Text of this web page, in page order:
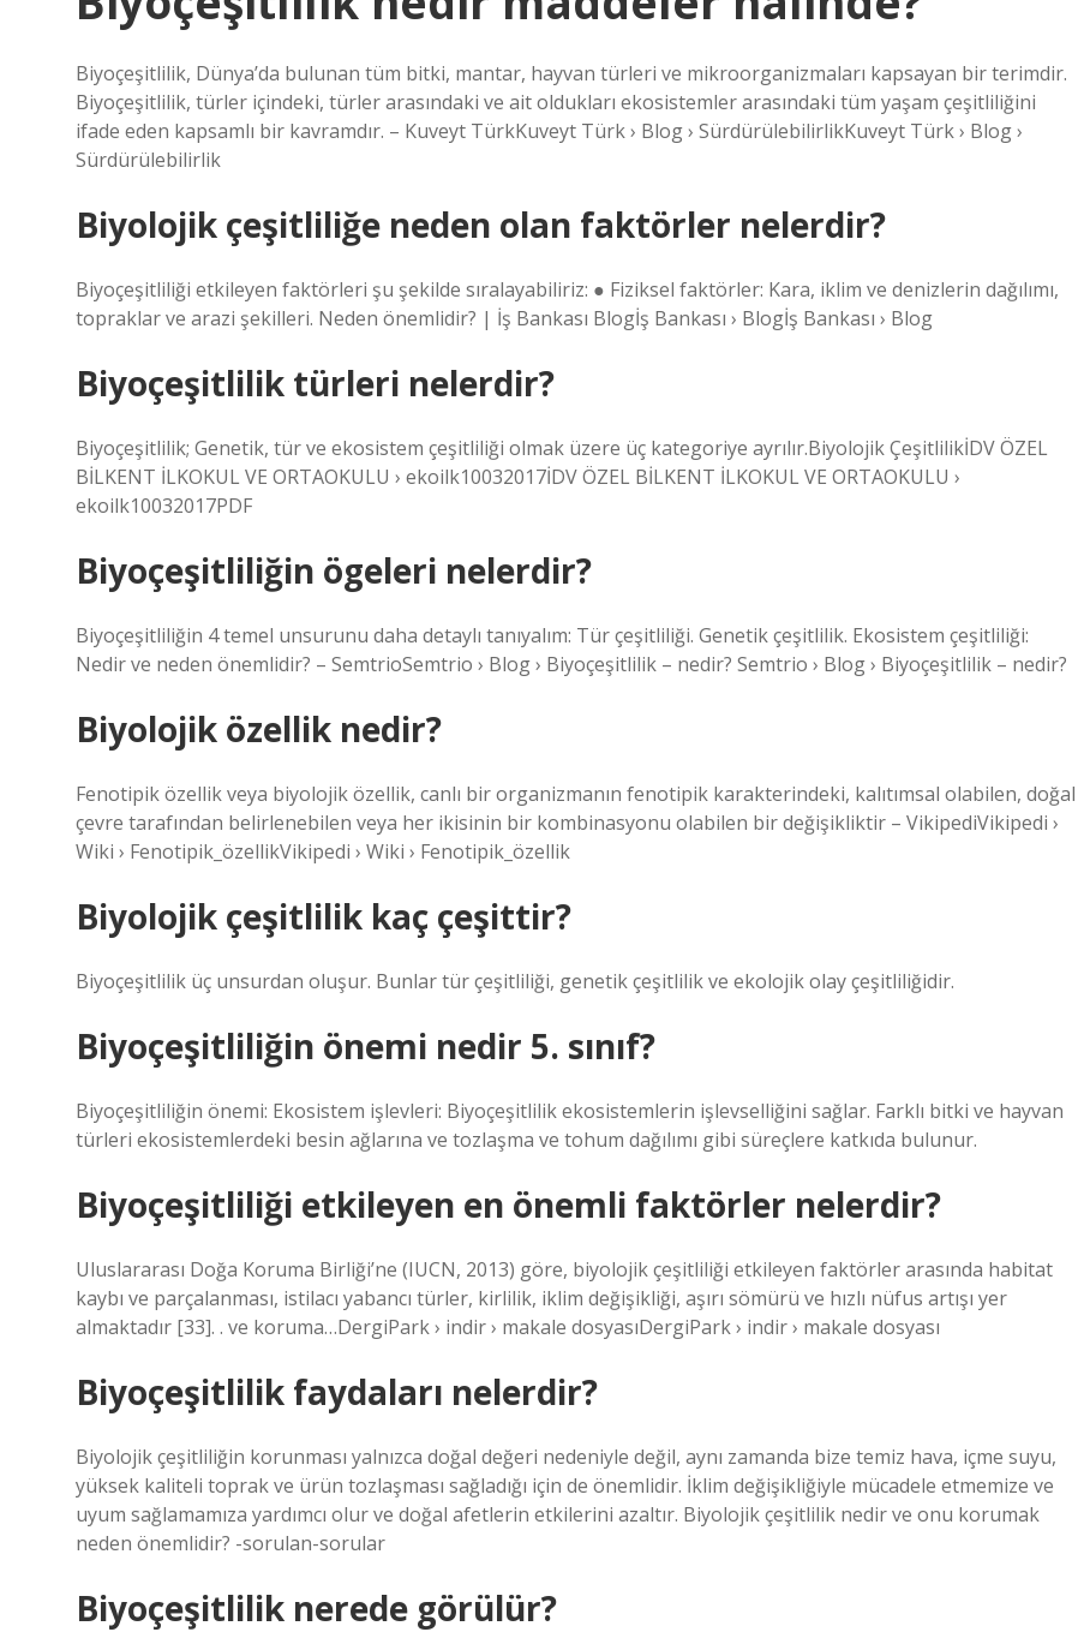
Biyoçeşitlilik, Dünya’da bulunan tüm bitki, mantar, hayvan türleri ve mikroorganizmaları kapsayan bir terimdir.
Biyoçeşitlilik, türler içindeki, türler arasındaki ve ait oldukları ekosistemler arasındaki tüm yaşam çeşitliliğini
ifade eden kapsamlı bir kavramdır. – Kuveyt TürkKuveyt Türk › Blog › SürdürülebilirlikKuveyt Türk › Blog ›
Sürdürülebilirlik
Biyolojik çeşitliliğe neden olan faktörler nelerdir?
Biyoçeşitliliği etkileyen faktörleri şu şekilde sıralayabiliriz: ● Fiziksel faktörler: Kara, iklim ve denizlerin dağılımı,
topraklar ve arazi şekilleri. Neden önemlidir? | İş Bankası Blogİş Bankası › Blogİş Bankası › Blog
Biyoçeşitlilik türleri nelerdir?
Biyoçeşitlilik; Genetik, tür ve ekosistem çeşitliliği olmak üzere üç kategoriye ayrılır.Biyolojik ÇeşitlilikİDV ÖZEL
BİLKENT İLKOKUL VE ORTAOKULU › ekoilk10032017İDV ÖZEL BİLKENT İLKOKUL VE ORTAOKULU ›
ekoilk10032017PDF
Biyoçeşitliliğin ögeleri nelerdir?
Biyoçeşitliliğin 4 temel unsurunu daha detaylı tanıyalım: Tür çeşitliliği. Genetik çeşitlilik. Ekosistem çeşitliliği:
Nedir ve neden önemlidir? – SemtrioSemtrio › Blog › Biyoçeşitlilik – nedir? Semtrio › Blog › Biyoçeşitlilik – nedir?
Biyolojik özellik nedir?
Fenotipik özellik veya biyolojik özellik, canlı bir organizmanın fenotipik karakterindeki, kalıtımsal olabilen, doğal
çevre tarafından belirlenebilen veya her ikisinin bir kombinasyonu olabilen bir değişikliktir – VikipediVikipedi ›
Wiki › Fenotipik_özellikVikipedi › Wiki › Fenotipik_özellik
Biyolojik çeşitlilik kaç çeşittir?
Biyoçeşitlilik üç unsurdan oluşur. Bunlar tür çeşitliliği, genetik çeşitlilik ve ekolojik olay çeşitliliğidir.
Biyoçeşitliliğin önemi nedir 5. sınıf?
Biyoçeşitliliğin önemi: Ekosistem işlevleri: Biyoçeşitlilik ekosistemlerin işlevselliğini sağlar. Farklı bitki ve hayvan
türleri ekosistemlerdeki besin ağlarına ve tozlaşma ve tohum dağılımı gibi süreçlere katkıda bulunur.
Biyoçeşitliliği etkileyen en önemli faktörler nelerdir?
Uluslararası Doğa Koruma Birliği’ne (IUCN, 2013) göre, biyolojik çeşitliliği etkileyen faktörler arasında habitat
kaybı ve parçalanması, istilacı yabancı türler, kirlilik, iklim değişikliği, aşırı sömürü ve hızlı nüfus artışı yer
almaktadır [33]. . ve koruma…DergiPark › indir › makale dosyasıDergiPark › indir › makale dosyası
Biyoçeşitlilik faydaları nelerdir?
Biyolojik çeşitliliğin korunması yalnızca doğal değeri nedeniyle değil, aynı zamanda bize temiz hava, içme suyu,
yüksek kaliteli toprak ve ürün tozlaşması sağladığı için de önemlidir. İklim değişikliğiyle mücadele etmemize ve
uyum sağlamamıza yardımcı olur ve doğal afetlerin etkilerini azaltır. Biyolojik çeşitlilik nedir ve onu korumak
neden önemlidir? -sorulan-sorular
Biyoçeşitlilik nerede görülür?